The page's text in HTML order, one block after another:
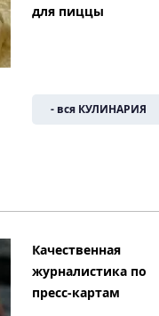
для пиццы
- вся КУЛИНАРИЯ
Качественная
журналистика по
пресс-картам